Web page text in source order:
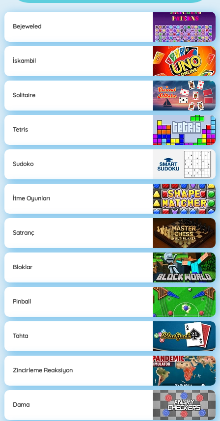
Bejeweled
İskambil
Solitaire
Tetris
Sudoko
İtme Oyunları
Satranç
Bloklar
Pinball
Tahta
Zincirleme Reaksiyon
Dama